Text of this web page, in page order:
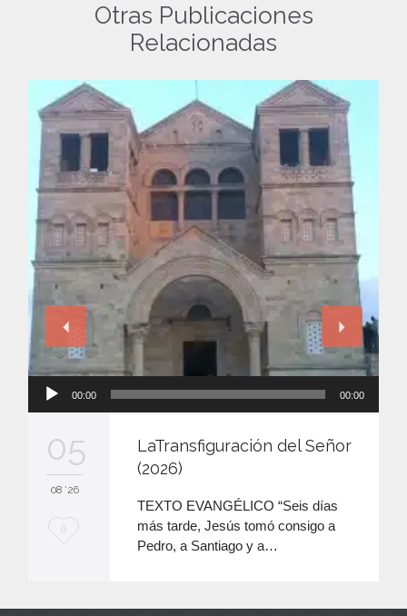
Otras Publicaciones
Relacionadas
00:00 00:00
05
08 '26
M
0
LaTransfiguración del Señor
(2026)
TEXTO EVANGÉLICO “Seis días
más tarde, Jesús tomó consigo a
Pedro, a Santiago y a…